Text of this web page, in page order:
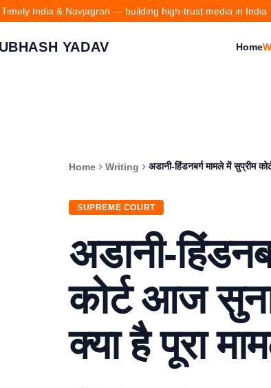
India & Navjagran — building high-trust media in India
YADAV Home
Home Writing अडानी-हिंडनबर्ग मामले में सुप्रीम
SUPREME COURT
अडानी-
कोर्ट आज
क्या है पूरा